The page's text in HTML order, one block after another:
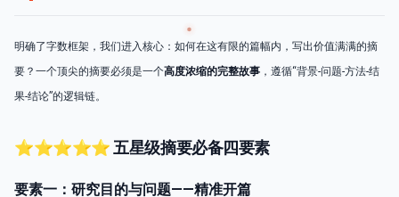
明确了字数框架，我们进入核心：如何在这有限的篇幅内，写出价值满满的摘
要？一个顶尖的摘要必须是一个高度浓缩的完整故事 ，遵循“背景-问题-方法-结
果-结论”的逻辑链。
⭐️⭐️⭐️⭐️⭐️ 五星级摘要必备四要素
要素一：研究目的与问题——精准开篇